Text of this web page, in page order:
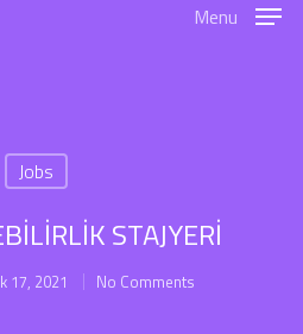
to close
Menu
Jobs
STAJYERİ
17, 2021 No Comments